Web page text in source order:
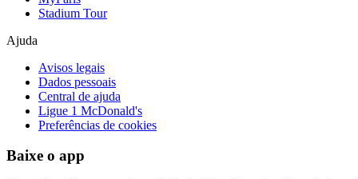
Stadium Tour
Ajuda
Avisos legais
Dados pessoais
Central de ajuda
Ligue 1 McDonald's
Preferências de cookies
Baixe o app